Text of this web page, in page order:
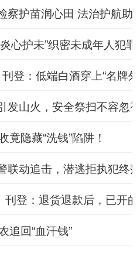
察护苗润心田 法治护航助
心护未”织密未成年人犯罪
登：低端白酒穿上“名牌
发山火，安全祭扫不容忽
隐藏“洗钱”陷阱！
联动追击，潜逃拒执犯终
刊登：退货退款后，已开
追回“血汗钱”